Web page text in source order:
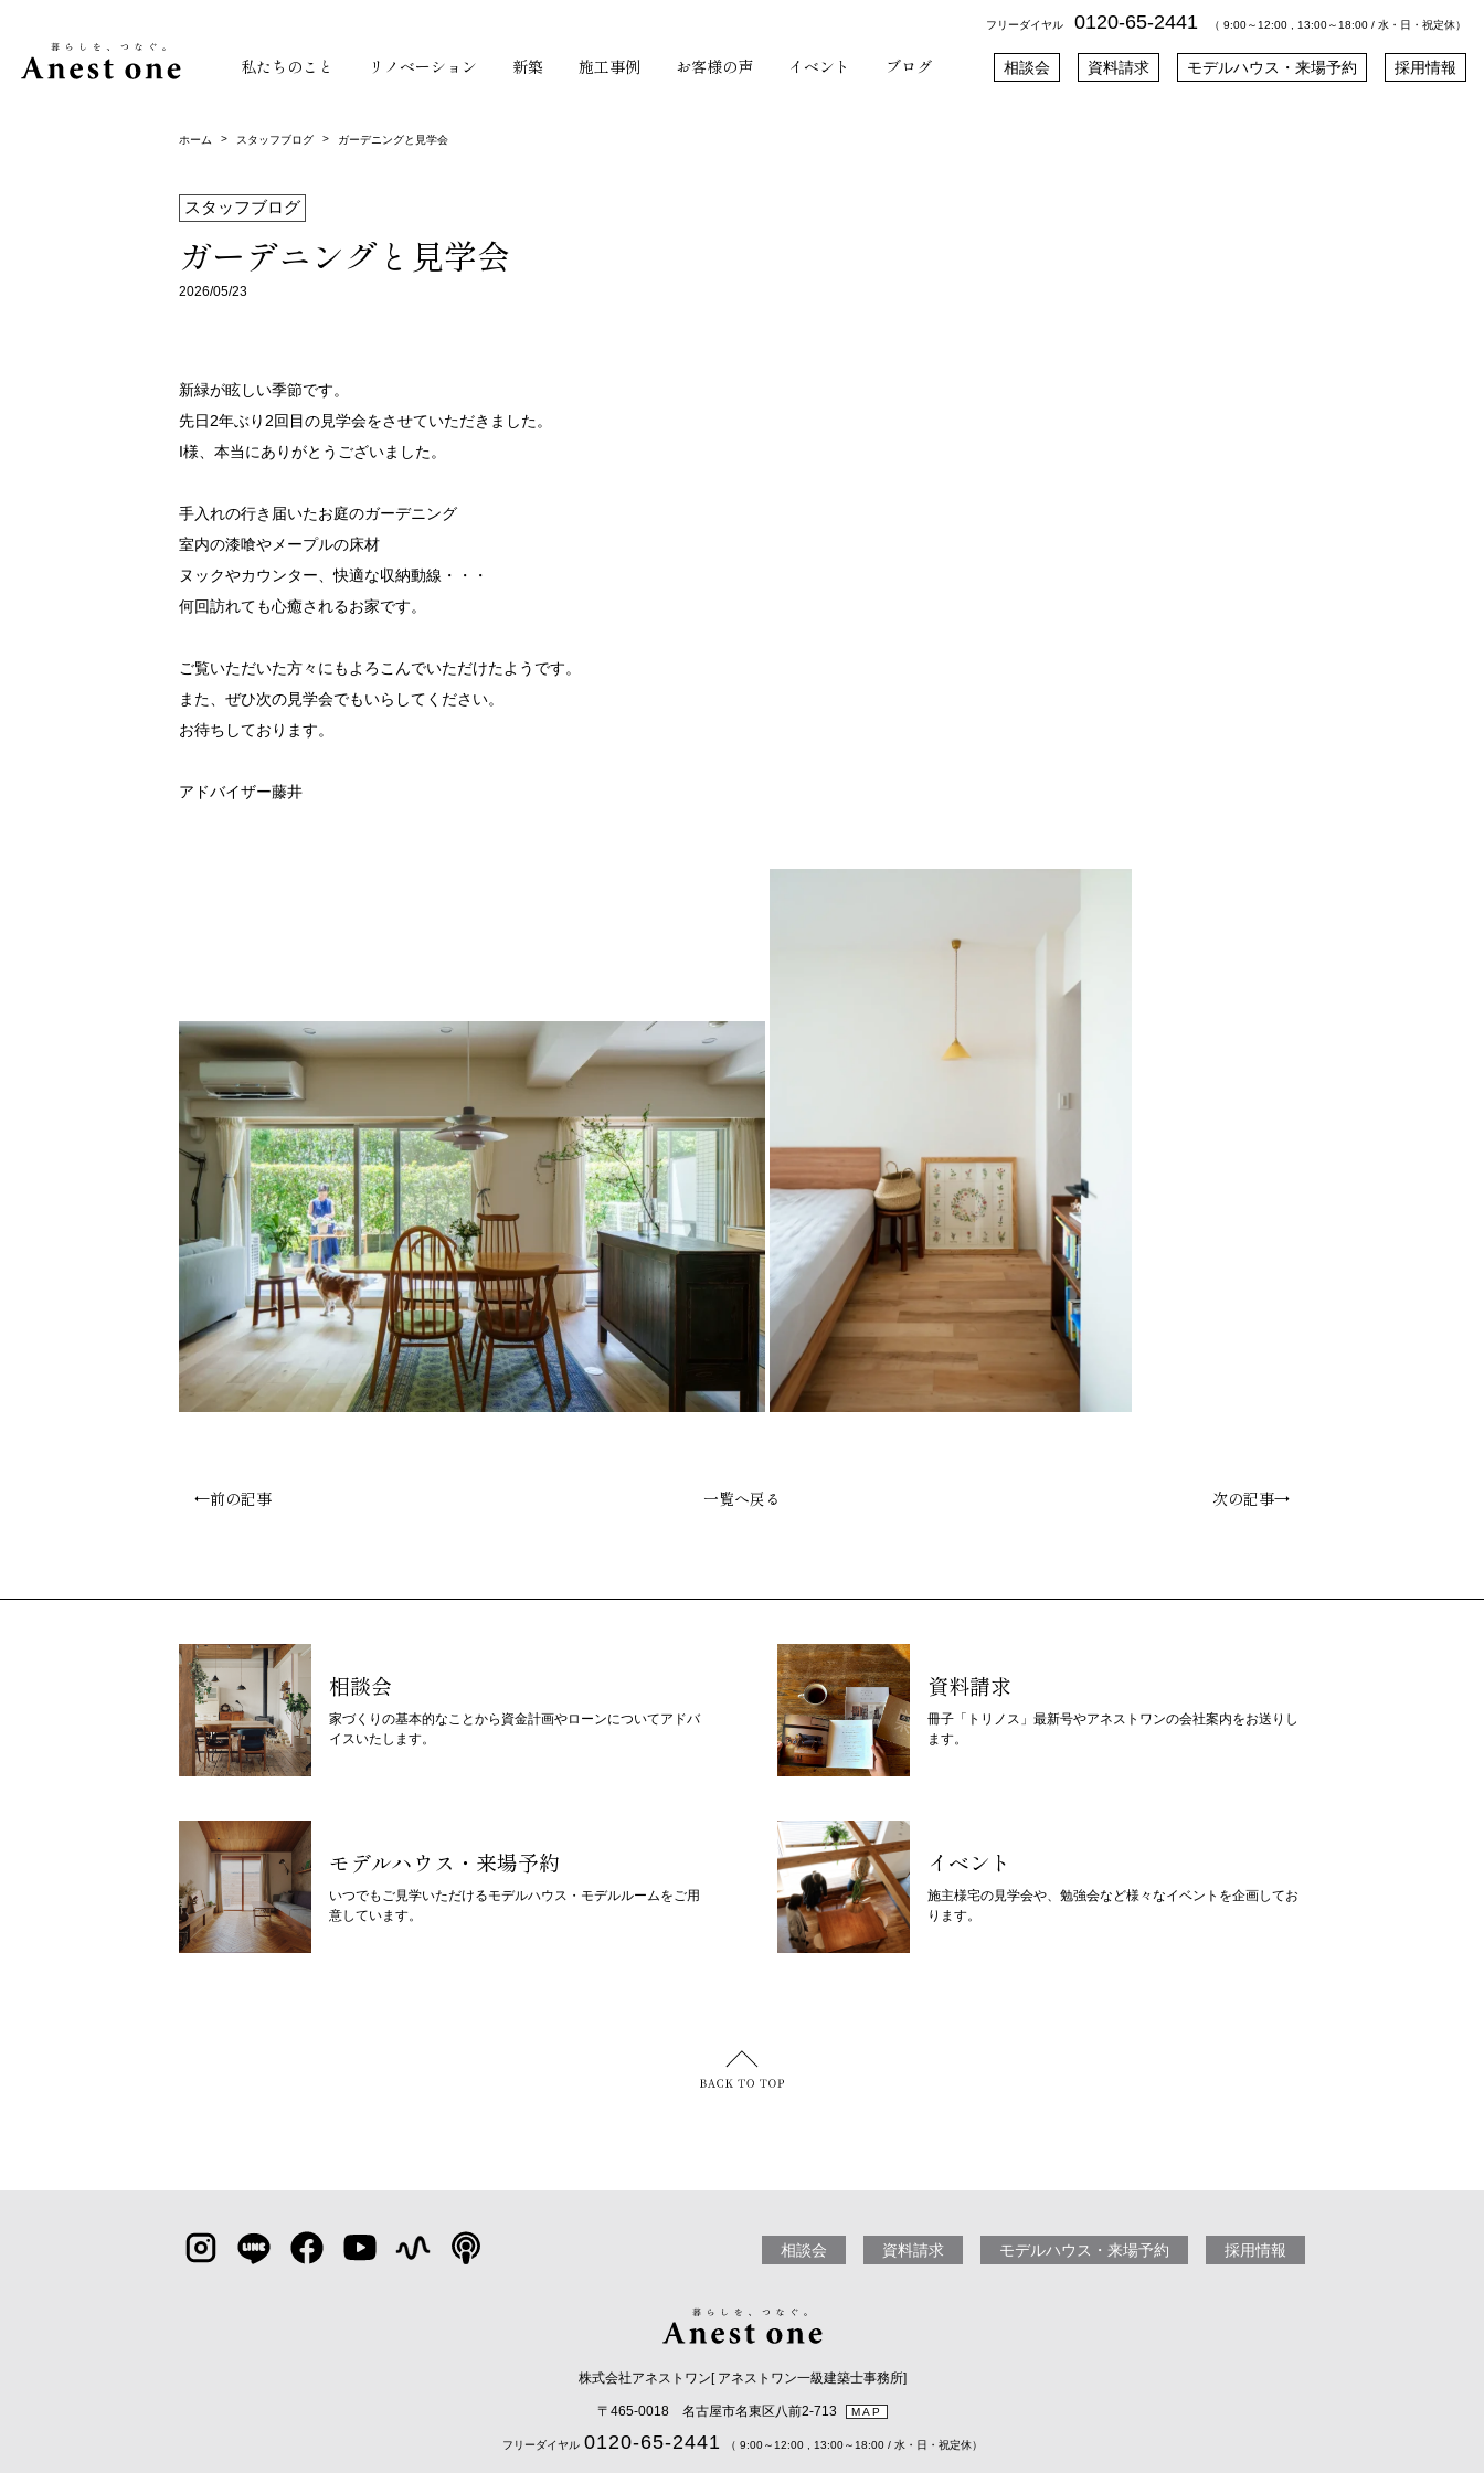
フリーダイヤル 0120-65-2441 （ 9:00～12:00 , 13:00～18:00 / 水・日・祝定休）
私たちのこと リノベーション 新築 施工事例 お客様の声 イベント ブログ 相談会 資料請求 モデルハウス・来場予約 採用情報
ホーム > スタッフブログ > ガーデニングと見学会
スタッフブログ
ガーデニングと見学会
2026/05/23
新緑が眩しい季節です。
先日2年ぶり2回目の見学会をさせていただきました。
I様、本当にありがとうございました。
手入れの行き届いたお庭のガーデニング
室内の漆喰やメープルの床材
ヌックやカウンター、快適な収納動線・・・
何回訪れても心癒されるお家です。
ご覧いただいた方々にもよろこんでいただけたようです。
また、ぜひ次の見学会でもいらしてください。
お待ちしております。
アドバイザー藤井
←前の記事 一覧へ戻る 次の記事→
相談会
家づくりの基本的なことから資金計画やローンについてアドバ
イスいたします。
資料請求
冊子「トリノス」最新号やアネストワンの会社案内をお送りし
ます。
モデルハウス・来場予約
いつでもご見学いただけるモデルハウス・モデルルームをご用
意しています。
イベント
施主様宅の見学会や、勉強会など様々なイベントを企画してお
ります。
相談会 資料請求 モデルハウス・来場予約 採用情報
株式会社アネストワン[ アネストワン一級建築士事務所]
〒465-0018 名古屋市名東区八前2-713 MAP
フリーダイヤル 0120-65-2441 （ 9:00～12:00 , 13:00～18:00 / 水・日・祝定休）